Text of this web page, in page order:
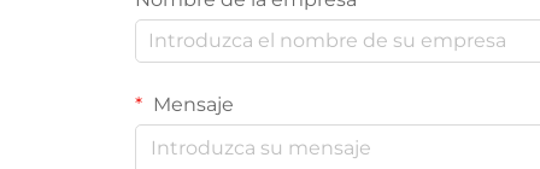
Mensaje